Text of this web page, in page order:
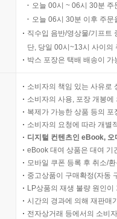
오늘 00시 ~ 06시 30분
오늘 06시 30분 이후 주
직수입 음반/영상물/기프트
단, 당일 00시~13시 사이의
박스 포장은 택배 배송이
소비자의 책임 있는 사유로
소비자의 사용, 포장 개봉
복제가 가능한 상품 등의
소비자의 요청에 따라 개별
디지털 컨텐츠인 eBook,
eBook 대여 상품은 대여 기
모바일 쿠폰 등록 후 취소/
중고상품이 구매확정(자동
LP상품의 재생 불량 원인
시간의 경과에 의해 재판매
전자상거래 등에서의 소비